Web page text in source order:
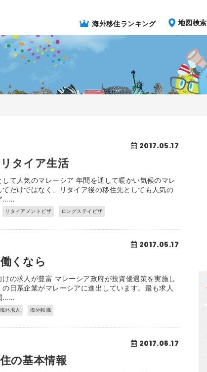
海外移住ランキング 地図検索
2017.05.17
タイア生活
して人気のマレーシア 年間を通して暖かい気候のマレ
だけではなく、リタイア後の移住先としても人気の
……
リタイアメントビザ ロングステイビザ
2017.05.17
くなら
の求人が豊富 マレーシア政府が投資優遇策を実施し
日系企業がマレーシアに進出しています。最も求人
……
海外求人 海外転職
2017.05.17
の基本情報